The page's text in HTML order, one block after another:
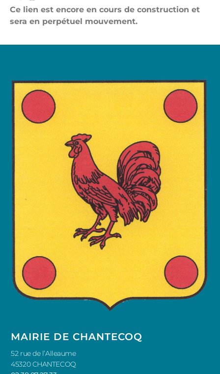
Ce lien est encore en cours de construction et
sera en perpétuel mouvement.
MAIRIE DE CHANTECOQ
52 rue de l’Alleaume
45320 CHANTECOQ